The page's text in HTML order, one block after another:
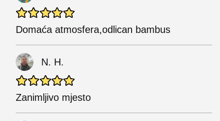
Domaća atmosfera,odlican bambus
N. H.
Zanimljivo mjesto